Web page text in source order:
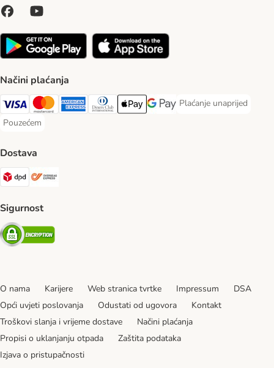
Načini plaćanja
Visa Payment Method
MasterCard Payment Method
American Express Payment Method
Diners Club Payment Method
Payment MethodGoogle pay Payment Method
Plaćanje unaprijed
Plaćanje unaprijed
Pouzećem
Pouzećem Payment Method
Dostava
DPD Shipping Method
Sigurnost
Security
O nama Karijere Web stranica tvrtke Impressum
DSA
Opći uvjeti poslovanja
Odustati od ugovora
Kontakt
Troškovi slanja i vrijeme dostave
Načini plaćanja
Propisi o uklanjanju otpada
Zaštita podataka
Izjava o pristupačnosti